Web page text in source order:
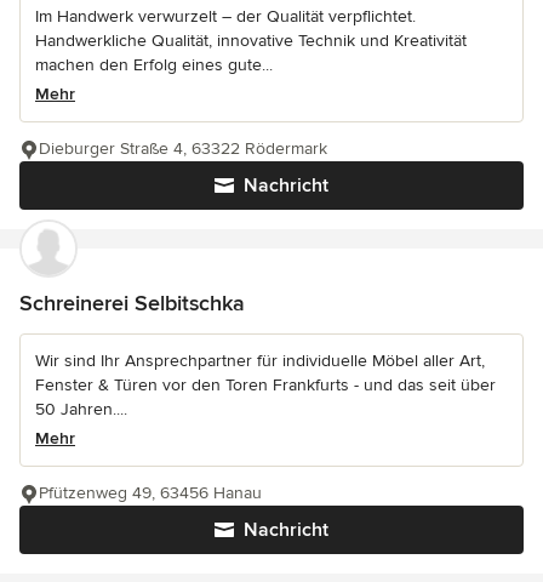
Im Handwerk verwurzelt – der Qualität verpflichtet.
Handwerkliche Qualität, innovative Technik und Kreativität
machen den Erfolg eines gute...
Mehr
Nachricht
Dieburger Straße 4, 63322 Rödermark
Schreinerei Selbitschka
Wir sind Ihr Ansprechpartner für individuelle Möbel aller Art,
Fenster & Türen vor den Toren Frankfurts - und das seit über
50 Jahren....
Mehr
Nachricht
Pfützenweg 49, 63456 Hanau